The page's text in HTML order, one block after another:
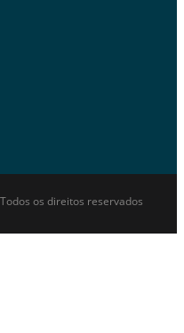
os direitos reservados